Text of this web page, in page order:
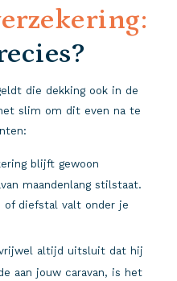
die dekking ook in de
slim om dit even na te
blijft gewoon
maandenlang stilstaat.
of diefstal valt onder je
altijd uitsluit dat hij
aan jouw caravan, is het